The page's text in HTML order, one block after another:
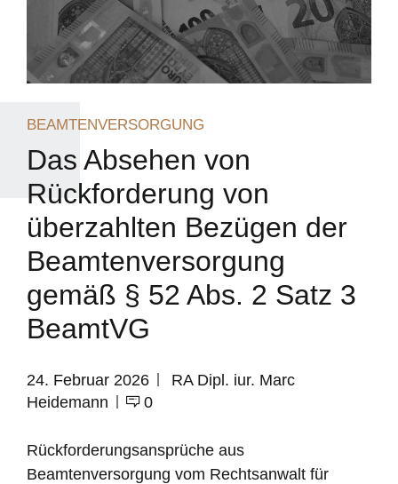
BEAMTENVERSORGUNG
Das Absehen von
Rückforderung von
überzahlten Bezügen der
Beamtenversorgung
gemäß § 52 Abs. 2 Satz 3
BeamtVG
24. Februar 2026
RA Dipl. iur. Marc
Heidemann
0
Rückforderungsansprüche aus
Beamtenversorgung vom Rechtsanwalt für